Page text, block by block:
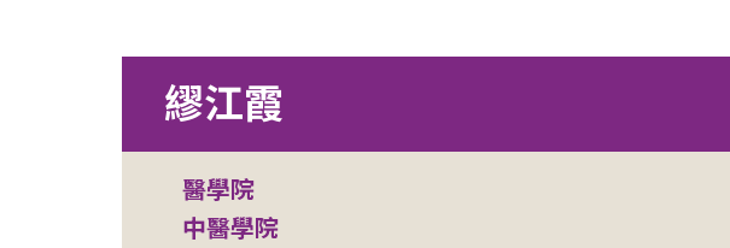
繆江霞
醫學院
中醫學院